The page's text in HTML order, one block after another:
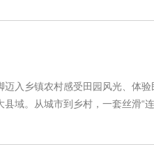
入乡镇农村感受田园风光、体
域。从城市到乡村，一套丝滑“